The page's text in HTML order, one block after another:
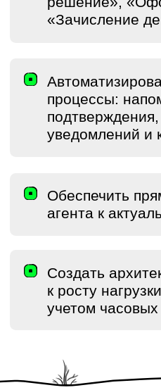
Telegram-бот
Telegram-
профилю, после
начинает
Система учитывает локальное
региона, чтобы сообщения не
ночью в Новосибирск, пока
бодрствует.